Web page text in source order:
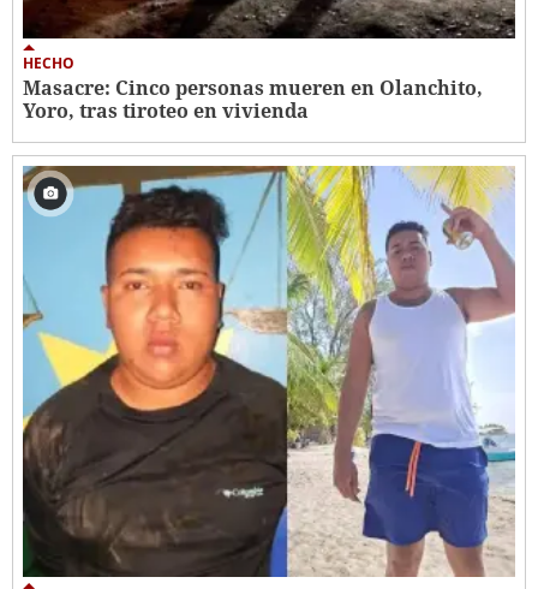
HECHO
Masacre: Cinco personas mueren en Olanchito,
Yoro, tras tiroteo en vivienda